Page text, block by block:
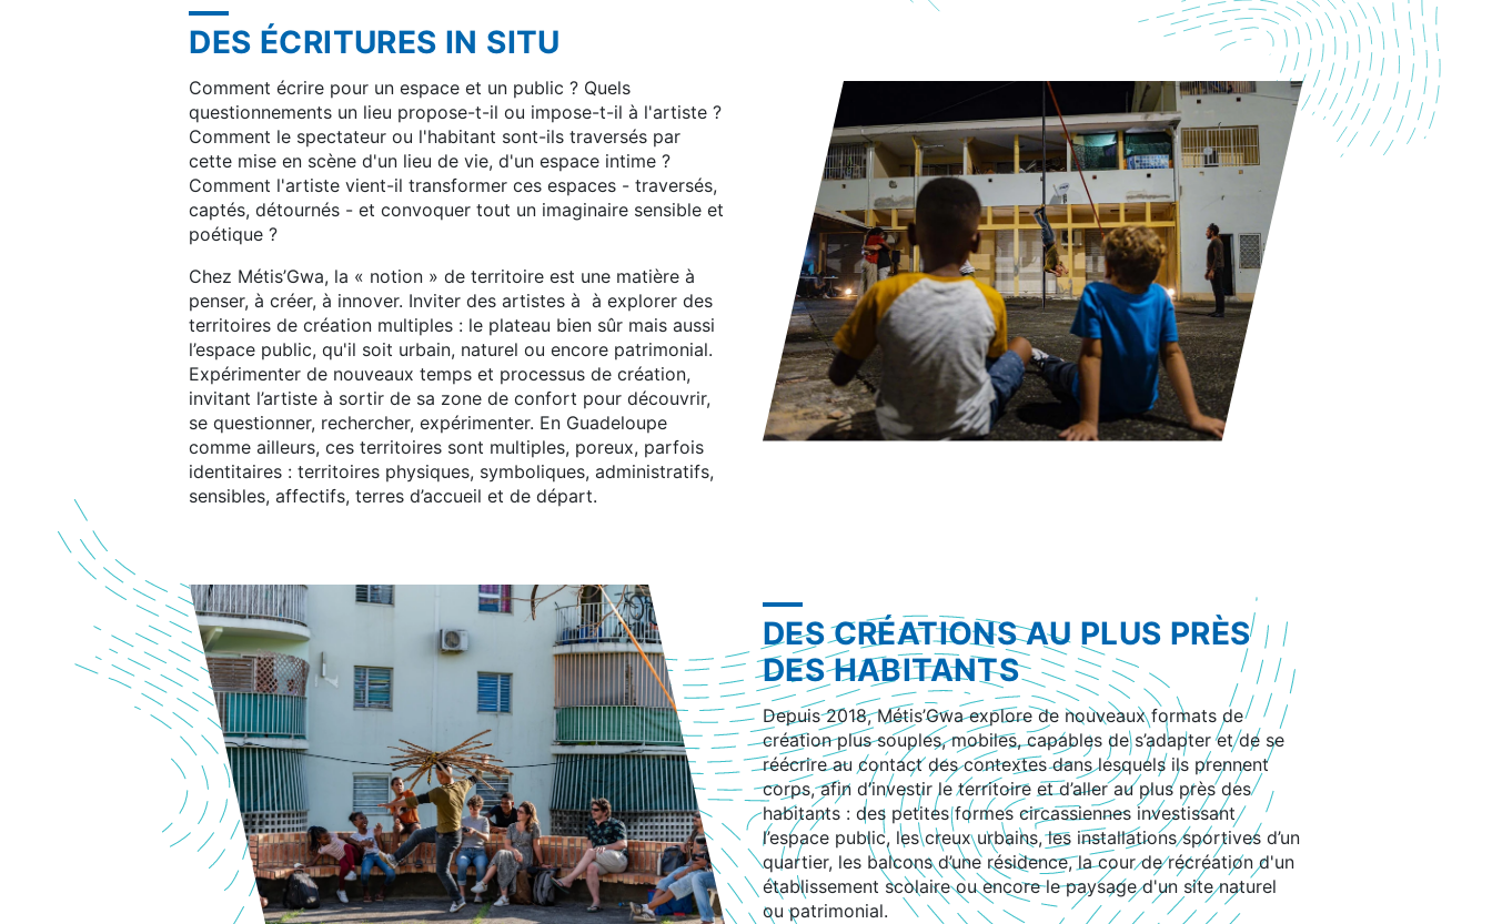
DES ÉCRITURES IN SITU
Comment écrire pour un espace et un public ? Quels
questionnements un lieu propose-t-il ou impose-t-il à l'artiste ?
Comment le spectateur ou l'habitant sont-ils traversés par
cette mise en scène d'un lieu de vie, d'un espace intime ?
Comment l'artiste vient-il transformer ces espaces - traversés,
captés, détournés - et convoquer tout un imaginaire sensible et
poétique ?
Chez Métis’Gwa, la « notion » de territoire est une matière à
penser, à créer, à innover. Inviter des artistes à à explorer des
territoires de création multiples : le plateau bien sûr mais aussi
l’espace public, qu'il soit urbain, naturel ou encore patrimonial.
Expérimenter de nouveaux temps et processus de création,
invitant l’artiste à sortir de sa zone de confort pour découvrir,
se questionner, rechercher, expérimenter. En Guadeloupe
comme ailleurs, ces territoires sont multiples, poreux, parfois
identitaires : territoires physiques, symboliques, administratifs,
sensibles, affectifs, terres d’accueil et de départ.
DES CRÉATIONS AU PLUS PRÈS
DES HABITANTS
Depuis 2018, Métis’Gwa explore de nouveaux formats de
création plus souples, mobiles, capables de s’adapter et de se
réécrire au contact des contextes dans lesquels ils prennent
corps, afin d’investir le territoire et d’aller au plus près des
habitants : des petites formes circassiennes investissant
l’espace public, les creux urbains, les installations sportives d’un
quartier, les balcons d’une résidence, la cour de récréation d'un
établissement scolaire ou encore le paysage d'un site naturel
ou patrimonial.